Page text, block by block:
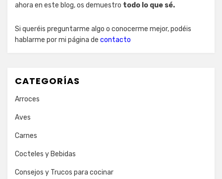
ahora en este blog, os demuestro todo lo que sé.
Si queréis preguntarme algo o conocerme mejor, podéis
hablarme por mi página de contacto
CATEGORÍAS
Arroces
Aves
Carnes
Cocteles y Bebidas
Consejos y Trucos para cocinar